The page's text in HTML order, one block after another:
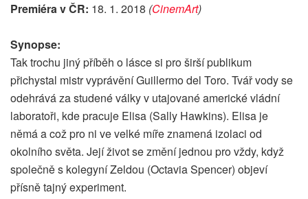
Premiéra v ČR: 18. 1. 2018 (CinemArt)
Synopse:
Tak trochu jiný příběh o lásce si pro širší publikum
přichystal mistr vyprávění Guillermo del Toro. Tvář vody se
odehrává za studené války v utajované americké vládní
laboratoři, kde pracuje Elisa (Sally Hawkins). Elisa je
němá a což pro ni ve velké míře znamená izolaci od
okolního světa. Její život se změní jednou pro vždy, když
společně s kolegyní Zeldou (Octavia Spencer) objeví
přísně tajný experiment.